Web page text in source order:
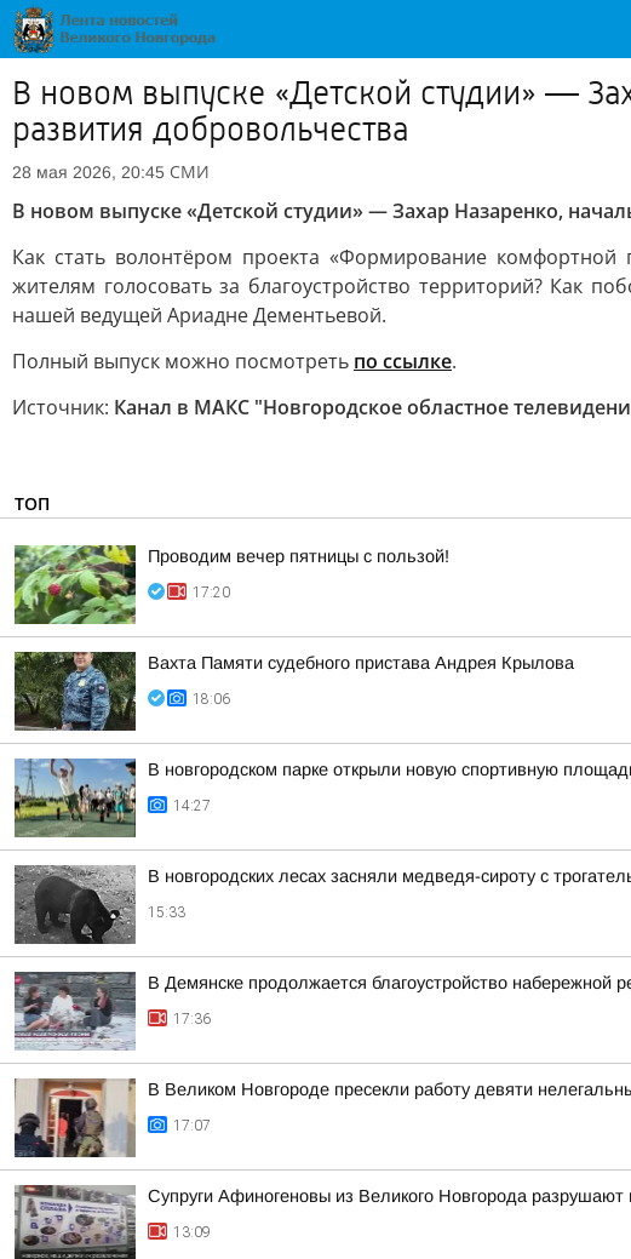
В новом выпуске «Детской студии» —
развития добровольчества
28 мая 2026, 20:45 СМИ
В новом выпуске «Детской студии» — Захар Назаренко,
Как стать волонтёром проекта «Формирование комфортной
жителям голосовать за благоустройство территорий? Как
нашей ведущей Ариадне Дементьевой.
Полный выпуск можно посмотреть по ссылке.
Источник: Канал в МАКС "Новгородское областное
ТОП
Проводим вечер пятницы с пользой!
17:20
Вахта Памяти судебного пристава Андрея Крылова
18:06
В новгородском парке открыли новую спортивную
14:27
В новгородских лесах засняли медведя-сироту с
15:33
В Демянске продолжается благоустройство набережной
17:36
В Великом Новгороде пресекли работу девяти
17:07
Супруги Афиногеновы из Великого Новгорода
13:09